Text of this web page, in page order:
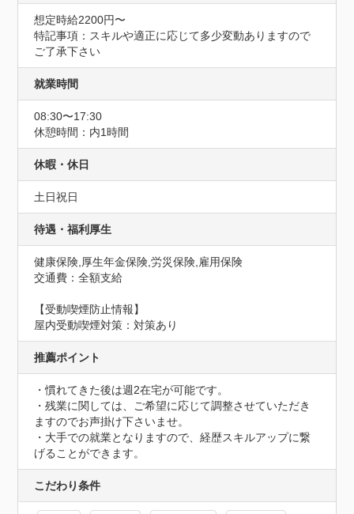
想定時給2200円〜
特記事項：スキルや適正に応じて多少変動ありますので
ご了承下さい
就業時間
08:30〜17:30
休憩時間：内1時間
休暇・休日
土日祝日
待遇・福利厚生
健康保険,厚生年金保険,労災保険,雇用保険
交通費：全額支給
【受動喫煙防止情報】
屋内受動喫煙対策：対策あり
推薦ポイント
・慣れてきた後は週2在宅が可能です。
・残業に関しては、ご希望に応じて調整させていただき
ますのでお声掛け下さいませ。
・大手での就業となりますので、経歴スキルアップに繋
げることができます。
こだわり条件